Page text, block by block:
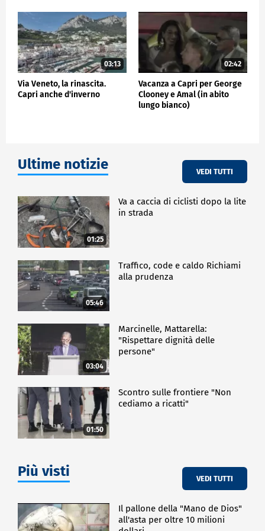
alcuni saluti, brevi conversazioni e foto con turisti e
capresi.
CRONACA
03:13
Via Veneto, la rinascita.
Capri anche d'inverno
02:42
Vacanza a Capri per George
Clooney e Amal (in abito
lungo bianco)
Ultime notizie VEDI TUTTI
01:25
Va a caccia di ciclisti dopo la lite
in strada
05:46
Traffico, code e caldo Richiami
alla prudenza
03:04
Marcinelle, Mattarella:
"Rispettare dignità delle
persone"
01:50
Scontro sulle frontiere "Non
cediamo a ricatti"
Più visti VEDI TUTTI
Il pallone della "Mano de Dios"
all'asta per oltre 10 milioni